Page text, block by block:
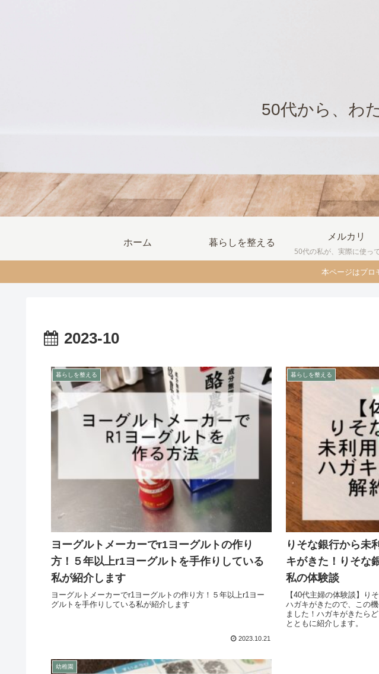
50代から、わ
ホーム 暮らしを整える
メルカリ
本ページはプロ
2023-10
暮らしを整える
ヨーグルトメーカーでr1ヨーグルトの作り
方！５年以上r1ヨーグルトを手作りしている
私が紹介します
ヨーグルトメーカーでr1ヨーグルトの作り方！５年以上r1ヨー
グルトを手作りしている私が紹介します
2023.10.21
暮らしを整える
りそな銀行から未
キがきた！りそな
私の体験談
【40代主婦の体験談】り
ハガキがきたので、この
ました！ハガキがきたら
とともに紹介します。
幼稚園